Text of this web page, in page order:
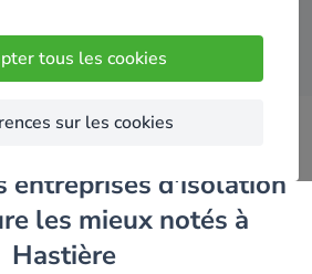
tous les cookies
sur les cookies
des devis
les mieux notés à
Hastière